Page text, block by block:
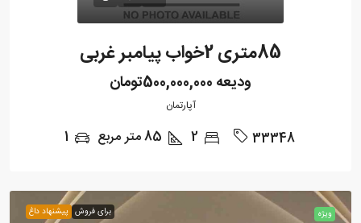
85متری 2خواب پیامبر غربی
ودیعه
آپارتمان
33348
2
85متر مربع 1
ویژه برای فروش پیشنهاد داغ